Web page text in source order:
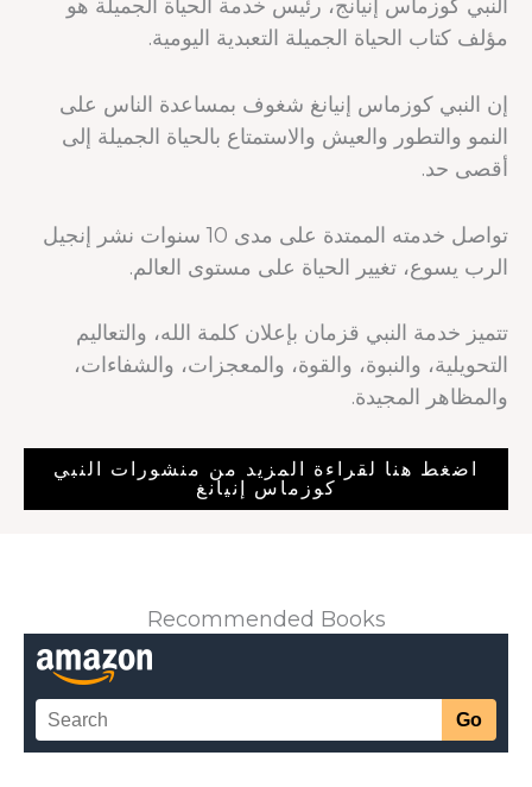
النبي كوزماس إنيانج، رئيس خدمة الحياة الجميلة هو
مؤلف كتاب الحياة الجميلة التعبدية اليومية.
إن النبي كوزماس إنيانغ شغوف بمساعدة الناس على
النمو والتطور والعيش والاستمتاع بالحياة الجميلة إلى
أقصى حد.
تواصل خدمته الممتدة على مدى 10 سنوات نشر إنجيل
الرب يسوع، تغيير الحياة على مستوى العالم.
تتميز خدمة النبي قزمان بإعلان كلمة الله، والتعاليم
التحويلية، والنبوة، والقوة، والمعجزات، والشفاءات،
والمظاهر المجيدة.
اضغط هنا لقراءة المزيد من منشورات النبي
كوزماس إنيانغ
Recommended Books